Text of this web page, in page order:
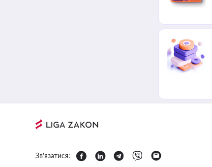
Зв'язатися: